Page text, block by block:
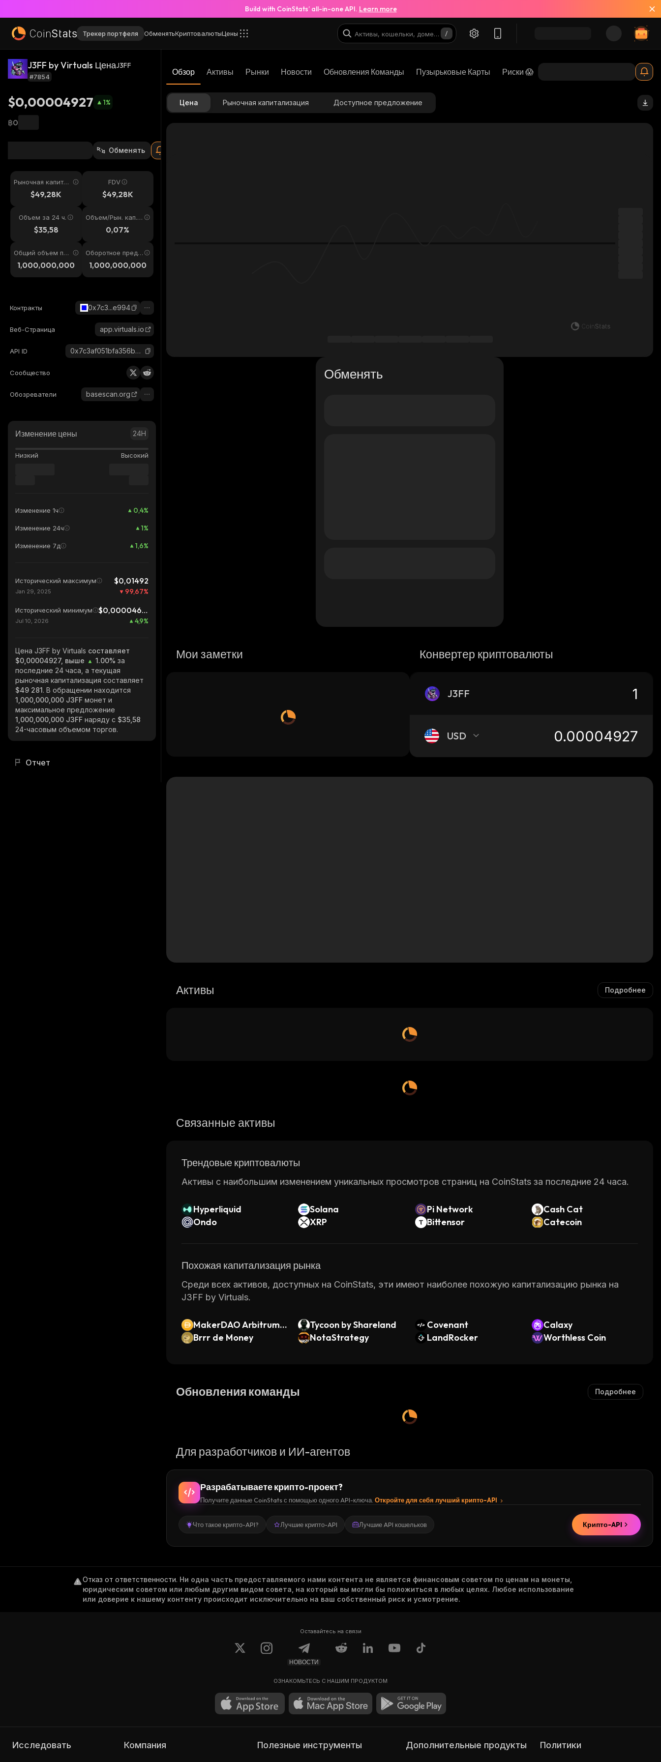
Build with CoinStats’ all-in-one API. Learn more
Трекер портфеля ОбменятьКриптовалютыЦены
J3FF by Virtuals ЦенаJ3FF
#7854
$0,00004927 1%
฿0
Обменять
Рыночная капитал
изация$49,28K
FDV
$49,28K
Объем за 24 ч.
$35,58
Объем/Рын. кап. 2
0,07%
Общий объем пре
дложения
1,000,000,000
Оборотное предл
ожение
1,000,000,000
Контракты 0x7c3...e994
Веб-Страница app.virtuals.io
API ID 0x7c3af051bfa356b8eaee35c273a21ad9223ee994_base
Сообщество
Обозреватели basescan.org
Изменение цены 24H
Низкий Высокий
Изменение 1ч 0,4%
Изменение 24ч 1%
Изменение 7д 1,6%
Исторический максимум $0,01492
Jan 29, 2025 99,67%
Исторический минимум $0,00004697
Jul 10, 2026 4,9%
Цена J3FF by Virtuals составляет
$0,00004927, выше
1.00% за
последние 24 часа, а текущая
рыночная капитализация составляет
$49 281. В обращении находится
1,000,000,000 J3FF монет и
максимальное предложение
1,000,000,000 J3FF наряду с $35,58
24-часовым объемом торгов.
Отчет
Обзор Активы Рынки Новости Обновления Команды Пузырьковые Карты Риски 😱
Цена Рыночная капитализация Доступное предложение
Обменять
Мои заметки Конвертер криптовалюты
J3FF
USD
Активы Подробнее
Связанные активы
Трендовые криптовалюты
Активы с наибольшим изменением уникальных просмотров страниц на CoinStats за последние 24 часа.
Hyperliquid Solana Pi Network
Cash Cat
Ondo
XRP Bittensor Catecoin
Похожая капитализация рынка
Среди всех активов, доступных на CoinStats, эти имеют наиболее похожую капитализацию рынка на
J3FF by Virtuals.
MakerDAO Arbitrum
Nova DAI Bridge (Arbi
Tycoon by Shareland Covenant
Calaxy
Brrr de Money
NotaStrategy LandRocker Worthless Coin
Обновления команды Подробнее
Для разработчиков и ИИ-агентов
Разрабатываете крипто-проект?
Получите данные CoinStats с помощью одного API-ключа. Откройте для себя лучший крипто-API
Что такое крипто-API? Лучшие крипто-API Лучшие API кошельков Крипто-API
Отказ от ответственности. Ни одна часть предоставляемого нами контента не является финансовым советом по ценам на монеты,
юридическим советом или любым другим видом совета, на который вы могли бы положиться в любых целях. Любое использование
или доверие к нашему контенту происходит исключительно на ваш собственный риск и усмотрение.
Оставайтесь на связи
НОВОСТИ
ОЗНАКОМЬТЕСЬ С НАШИМ ПРОДУКТОМ
Исследовать Компания Полезные инструменты Дополнительные продукты Политики